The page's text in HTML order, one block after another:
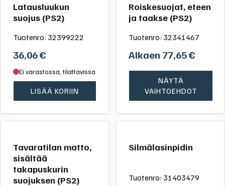
Latausluukun
suojus (PS2)
Tuotenro: 32399222
36,06€
Ei varastossa, tilattavissa
LISÄÄ KORIIN
Roiskesuojat, eteen
ja taakse (PS2)
Tuotenro: 32341467
Alkaen 77,65€
NÄYTÄ
VAIHTOEHDOT
Tavaratilan matto,
sisältää
takapuskurin
suojuksen (PS2)
Silmälasinpidin
Tuotenro: 31403479